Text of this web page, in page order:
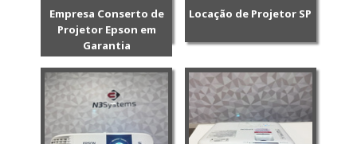
Empresa Conserto de
Projetor Epson em
Garantia
Locação de Projetor SP